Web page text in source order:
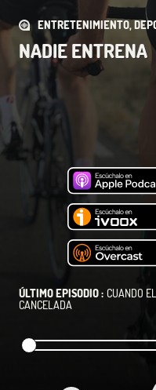
ENTRETENIMIENTO,
NADIE ENTRENA
ÚLTIMO EPISODIO : CUANDO
CANCELADA